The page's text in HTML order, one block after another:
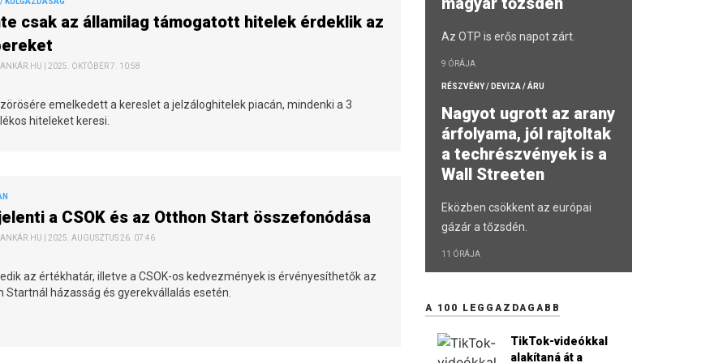
csak az államilag támogatott hitelek érdeklik az
| 2025. OKTÓBER 7. 10:58
emelkedett a kereslet a jelzáloghitelek piacán, mindenki a 3
hiteleket keresi.
a CSOK és az Otthon Start összefonódása
| 2025. AUGUSZTUS 26. 07:46
az értékhatár, illetve a CSOK-os kedvezmények is érvényesíthetők az
Startnál házasság és gyerekvállalás esetén.
Az OTP is erős napot zárt.
9 ÓRÁJA
RÉSZVÉNY / DEVIZA / ÁRU
Nagyot ugrott az arany
árfolyama, jól rajtoltak
a techrészvények is a
Wall Streeten
Eközben csökkent az európai
gázár a tőzsdén.
11 ÓRÁJA
A 100 LEGGAZDAGABB
TikTok-videókkal
alakítaná át a